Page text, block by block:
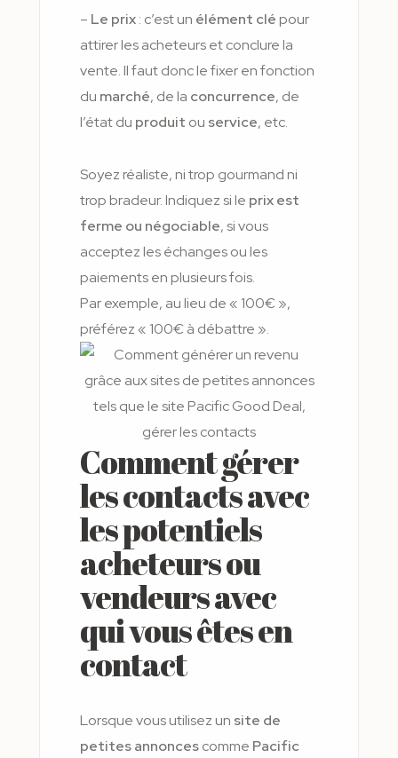
– Le prix: c’est un élément clépour
attirer les acheteurs et conclure la
vente. Il faut donc le fixer en fonction
du marché, de la concurrence, de
l’état du produit ou service, etc.
Soyez réaliste, ni trop gourmand ni
trop bradeur. Indiquez si le prix est
ferme ou négociable, si vous
acceptez les échanges ou les
paiements en plusieurs fois.
Par exemple, au lieu de « 100€ »,
préférez « 100€ à débattre ».
Comment gérer
les contacts avec
les potentiels
acheteurs ou
vendeurs avec
qui vous êtes en
contact
Lorsque vous utilisez un site de
petites annoncescomme Pacific